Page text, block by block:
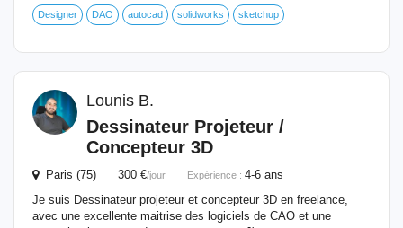
Designer DAO autocad solidworks sketchup
Lounis B.
Dessinateur Projeteur /
Concepteur 3D
Paris (75) 300 €/jour Expérience : 4-6 ans
Je suis Dessinateur projeteur et concepteur 3D en freelance,
avec une excellente maitrise des logiciels de CAO et une